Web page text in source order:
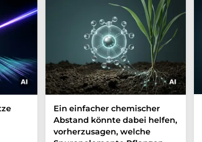
Ein einfacher chemischer
Abstand könnte dabei helfen,
vorherzusagen, welche